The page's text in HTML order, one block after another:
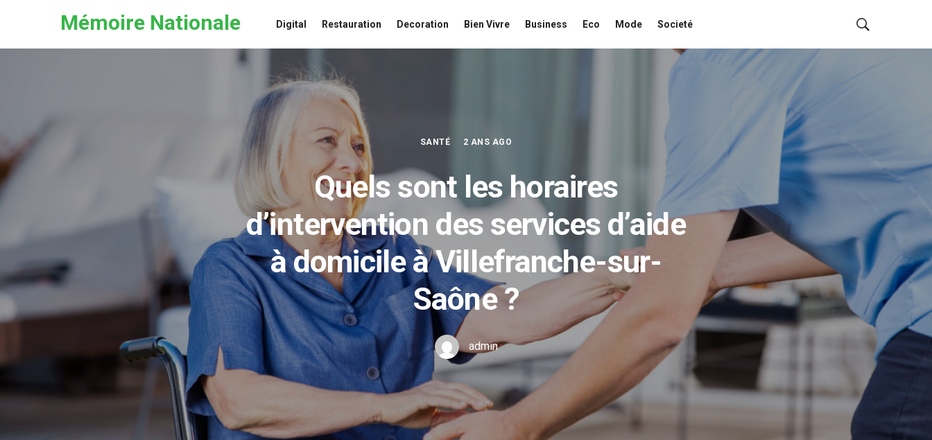
Mémoire Nationale Digital Restauration Decoration Bien Vivre Business Eco Mode Societé
SANTÉ 2 ANS AGO
Quels sont les horaires
d’intervention des services d’aide
à domicile à Villefranche-sur-
Saône ?
admin